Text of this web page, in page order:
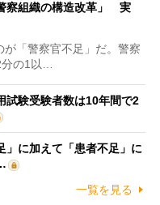
察組織の構造改革」 実
「警察官不足」だ。警察
の1以…
試験受験者数は10年間で2
」に加えて「患者不足」に
一覧を見る